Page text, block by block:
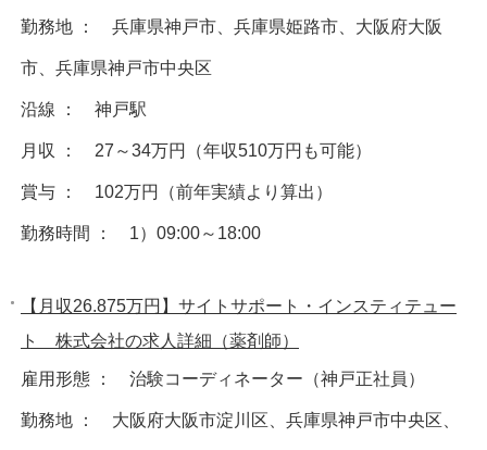
勤務地 ： 兵庫県神戸市、兵庫県姫路市、大阪府大阪
市、兵庫県神戸市中央区
沿線 ： 神戸駅
月収 ： 27～34万円（年収510万円も可能）
賞与 ： 102万円（前年実績より算出）
勤務時間 ： 1）09:00～18:00
【月収26.875万円】サイトサポート・インスティテュー
ト 株式会社の求人詳細（薬剤師）
雇用形態 ： 治験コーディネーター（神戸正社員）
勤務地 ： 大阪府大阪市淀川区、兵庫県神戸市中央区、